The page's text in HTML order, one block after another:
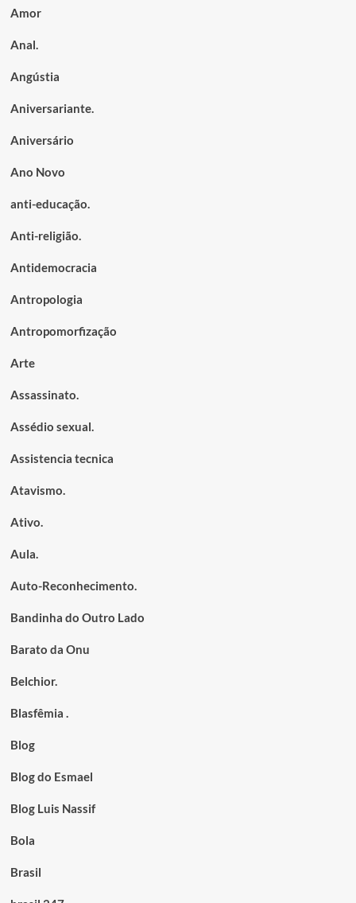
Amor
Anal.
Angústia
Aniversariante.
Aniversário
Ano Novo
anti-educação.
Anti-religião.
Antidemocracia
Antropologia
Antropomorfização
Arte
Assassinato.
Assédio sexual.
Assistencia tecnica
Atavismo.
Ativo.
Aula.
Auto-Reconhecimento.
Bandinha do Outro Lado
Barato da Onu
Belchior.
Blasfêmia .
Blog
Blog do Esmael
Blog Luis Nassif
Bola
Brasil